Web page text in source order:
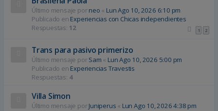
Último mensaje porneo « Lun Ago 10, 2026 6:10 pm
Publicado en Experiencias con Chicas independientes
Respuestas: 12 1 2
Trans para pasivo primerizo
Último mensaje porSam « Lun Ago 10, 2026 5:00 pm
Publicado en Experiencias Travestis
Respuestas: 4
Villa Simon
Último mensaje porJuniperus « Lun Ago 10, 2026 4:38 pm